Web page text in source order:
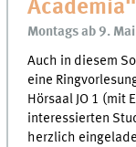
Academia"
Montags ab 9.
Auch in diesem
eine
Hörsaal JO 1 (mit
interessierten
herzlich